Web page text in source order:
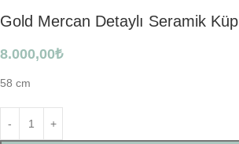
Gold Mercan Detaylı Seramik Küp
8.000,00₺
58 cm